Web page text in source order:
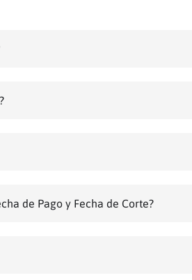
de Pago y Fecha de Corte?